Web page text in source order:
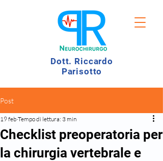
Dott. Riccardo
Parisotto
Post
Checklist preoperatoria per
la chirurgia vertebrale e
19 feb Tempo di lettura: 3 min